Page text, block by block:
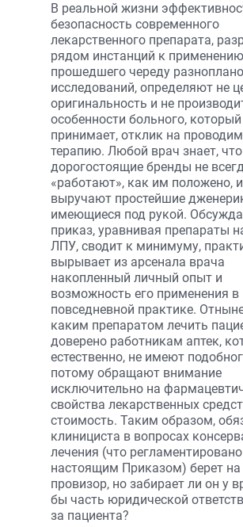
В реальной жизни
безопасность современного
лекарственного препарата,
рядом инстанций к
прошедшего череду
исследований, определяют не
оригинальность и не
особенности больного, который
принимает, отклик на
терапию. Любой врач знает, что
дорогостоящие бренды не
«работают», как им положено,
выручают простейшие
имеющиеся под рукой.
приказ, уравнивая препараты
ЛПУ, сводит к минимуму,
вырывает из арсенала врача
накопленный личный опыт и
возможность его применения в
повседневной практике.
каким препаратом лечить
доверено работникам аптек,
естественно, не имеют
потому обращают внимание
исключительно на
свойства лекарственных
стоимость. Таким образом,
клинициста в вопросах
лечения (что регламентировано
настоящим Приказом) берет на
провизор, но забирает ли он у
бы часть юридической
за пациента?